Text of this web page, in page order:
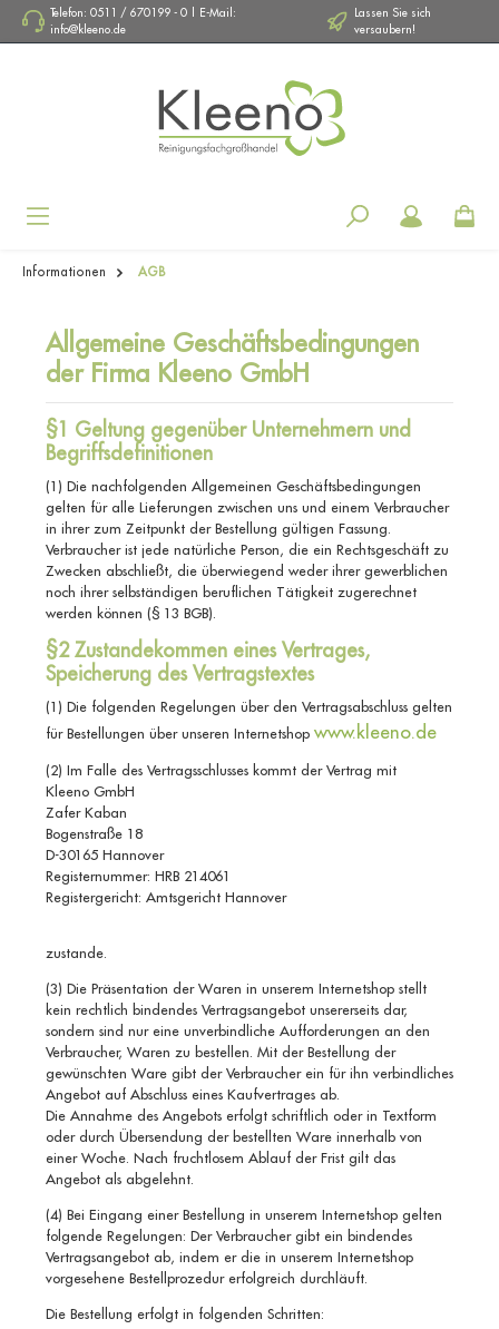
Telefon: 0511 / 670199 - 0 | E-Mail:
info@kleeno.de
Lassen Sie sich
versaubern!
Informationen AGB
Allgemeine Geschäftsbedingungen
der Firma Kleeno GmbH
§1 Geltung gegenüber Unternehmern und
Begriffsdefinitionen
(1) Die nachfolgenden Allgemeinen Geschäftsbedingungen
gelten für alle Lieferungen zwischen uns und einem Verbraucher
in ihrer zum Zeitpunkt der Bestellung gültigen Fassung.
Verbraucher ist jede natürliche Person, die ein Rechtsgeschäft zu
Zwecken abschließt, die überwiegend weder ihrer gewerblichen
noch ihrer selbständigen beruflichen Tätigkeit zugerechnet
werden können (§ 13 BGB).
§2 Zustandekommen eines Vertrages,
Speicherung des Vertragstextes
(1) Die folgenden Regelungen über den Vertragsabschluss gelten
für Bestellungen über unseren Internetshop www.kleeno.de
(2) Im Falle des Vertragsschlusses kommt der Vertrag mit
Kleeno GmbH
Zafer Kaban
Bogenstraße 18
D-30165 Hannover
Registernummer: HRB 214061
Registergericht: Amtsgericht Hannover
zustande.
(3) Die Präsentation der Waren in unserem Internetshop stellt
kein rechtlich bindendes Vertragsangebot unsererseits dar,
sondern sind nur eine unverbindliche Aufforderungen an den
Verbraucher, Waren zu bestellen. Mit der Bestellung der
gewünschten Ware gibt der Verbraucher ein für ihn verbindliches
Angebot auf Abschluss eines Kaufvertrages ab.
Die Annahme des Angebots erfolgt schriftlich oder in Textform
oder durch Übersendung der bestellten Ware innerhalb von
einer Woche. Nach fruchtlosem Ablauf der Frist gilt das
Angebot als abgelehnt.
(4) Bei Eingang einer Bestellung in unserem Internetshop gelten
folgende Regelungen: Der Verbraucher gibt ein bindendes
Vertragsangebot ab, indem er die in unserem Internetshop
vorgesehene Bestellprozedur erfolgreich durchläuft.
Die Bestellung erfolgt in folgenden Schritten: